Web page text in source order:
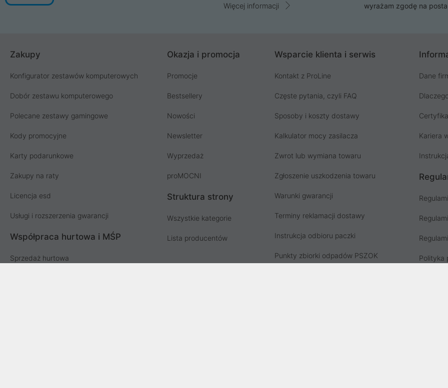
Więcej informacji
wyrażam zgodę na
Zakupy
Konfigurator zestawów komputerowych
Dobór zestawu komputerowego
Polecane zestawy gamingowe
Kody promocyjne
Karty podarunkowe
Zakupy na raty
Licencja esd
Usługi i rozszerzenia gwarancji
Współpraca hurtowa i MŚP
Sprzedaż hurtowa
Okazja i promocja
Promocje
Bestsellery
Nowości
Newsletter
Wyprzedaż
proMOCNI
Struktura strony
Wszystkie kategorie
Lista producentów
Wsparcie klienta i serwis
Kontakt z ProLine
Częste pytania, czyli FAQ
Sposoby i koszty dostawy
Kalkulator mocy zasilacza
Zwrot lub wymiana towaru
Zgłoszenie uszkodzenia towaru
Warunki gwarancji
Terminy reklamacji dostawy
Instrukcja odbioru paczki
Punkty zbiorki odpadów PSZOK
Dane
Kariera
Polityka